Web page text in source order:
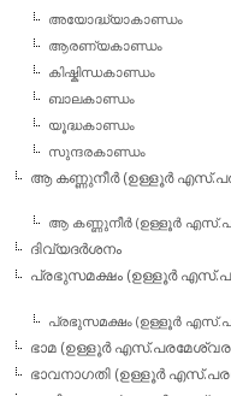
അയോദ്ധ്യാകാണ്ഡം
ആരണ്യകാണ്ഡം
കിഷ്കിന്ധകാണ്ഡം
ബാലകാണ്ഡം
യൂദ്ധകാണ്ഡം
സുന്ദരകാണ്ഡം
ആ കണ്ണുനീര്‍ (ഉള്ളൂര്‍
ആ കണ്ണുനീര്‍ (ഉള്ളൂര്‍
ദിവ്യദര്‍ശനം
പ്രഭുസമക്ഷം (ഉള്ളൂര്‍
പ്രഭുസമക്ഷം (ഉള്ളൂര്‍
ഭാമ (ഉള്ളൂര്‍
ഭാവനാഗതി (ഉള്ളൂര്‍